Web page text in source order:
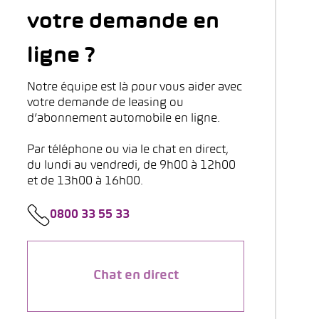
votre demande en
ligne ?
Notre équipe est là pour vous aider avec
votre demande de leasing ou
d’abonnement automobile en ligne.
Par téléphone ou via le chat en direct,
du lundi au vendredi, de 9h00 à 12h00
et de 13h00 à 16h00.
0800 33 55 33
Chat en direct